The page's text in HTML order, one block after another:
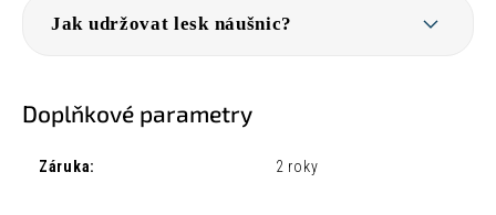
Jak udržovat lesk náušnic?
Doplňkové parametry
Záruka: 2 roky